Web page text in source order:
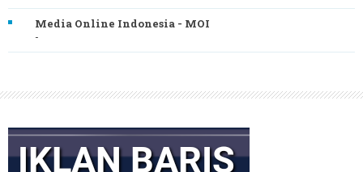
Media Online Indonesia - MOI
-